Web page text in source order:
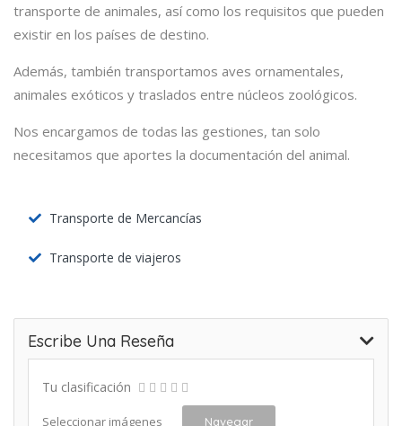
transporte de animales, así como los requisitos que pueden
existir en los países de destino.
Además, también transportamos aves ornamentales,
animales exóticos y traslados entre núcleos zoológicos.
Nos encargamos de todas las gestiones, tan solo
necesitamos que aportes la documentación del animal.
Transporte de Mercancías
Transporte de viajeros
Escribe Una Reseña
Tu clasificación
Seleccionar imágenes Navegar